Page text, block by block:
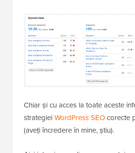
Chiar și cu acces la toate aceste
strategieiWordPress SEOcorecte
(aveți încredere în mine, știu).